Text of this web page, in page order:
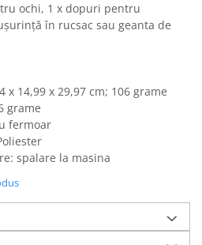
ochi, 1 x dopuri pentru
în rucsac sau geanta de
14,99 x 29,97 cm; 106 grame
grame
fermoar
spalare la masina